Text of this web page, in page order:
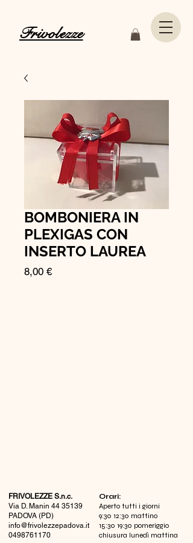
Frivolezze
BOMBONIERA IN
PLEXIGAS CON
INSERTO LAUREA
8,00 €Prezzo
FRIVOLEZZE S.n.c.
Via D. Manin 44 35139
PADOVA (PD)
info@frivolezzepadova.it
0498761170
​Orari:
Aperto tutti i giorni
9:30 12:30 mattino
15:30 19:30 pomeriggio
chiusura lunedì mattina